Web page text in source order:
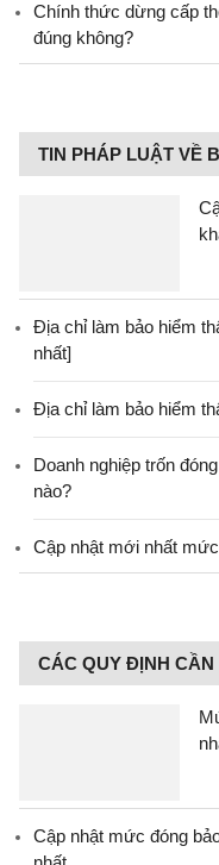
Chính thức dừng cấp
đúng không?
TIN PHÁP LUẬT VỀ
Địa chỉ làm bảo hiểm
nhất]
Địa chỉ làm bảo hiểm
Doanh nghiệp trốn
nào?
Cập nhật mới nhất
CÁC QUY ĐỊNH
Cập nhật mức đóng